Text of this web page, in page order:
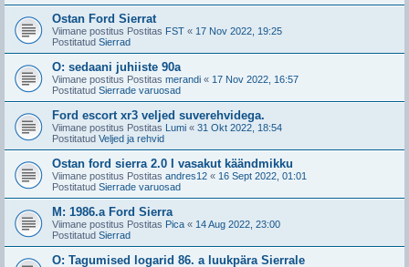
Ostan Ford Sierrat
Viimane postitus Postitas FST « 17 Nov 2022, 19:25
Postitatud Sierrad
O: sedaani juhiiste 90a
Viimane postitus Postitas merandi « 17 Nov 2022, 16:57
Postitatud Sierrade varuosad
Ford escort xr3 veljed suverehvidega.
Viimane postitus Postitas Lumi « 31 Okt 2022, 18:54
Postitatud Veljed ja rehvid
Ostan ford sierra 2.0 I vasakut käändmikku
Viimane postitus Postitas andres12 « 16 Sept 2022, 01:01
Postitatud Sierrade varuosad
M: 1986.a Ford Sierra
Viimane postitus Postitas Pica « 14 Aug 2022, 23:00
Postitatud Sierrad
O: Tagumised logarid 86. a luukpära Sierrale